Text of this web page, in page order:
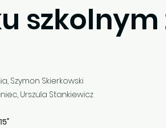
szkolnym
Szymon Skierkowski
Urszula Stankiewicz